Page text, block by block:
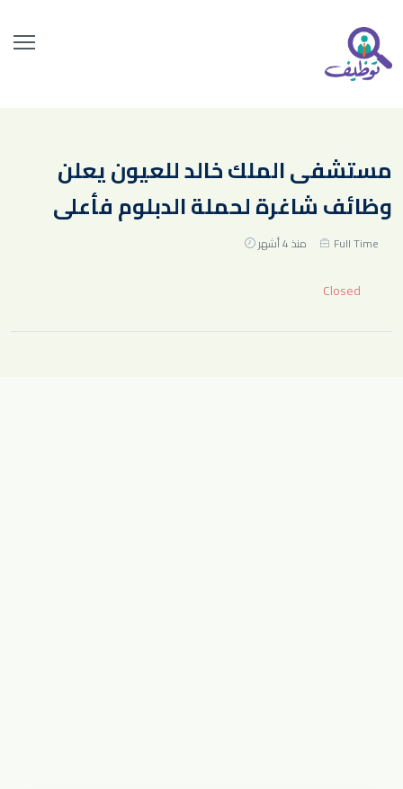
مستشفى الملك خالد للعيون يعلن
وظائف شاغرة لحملة الدبلوم فأعلى
Full Time منذ 4 أشهر
Closed